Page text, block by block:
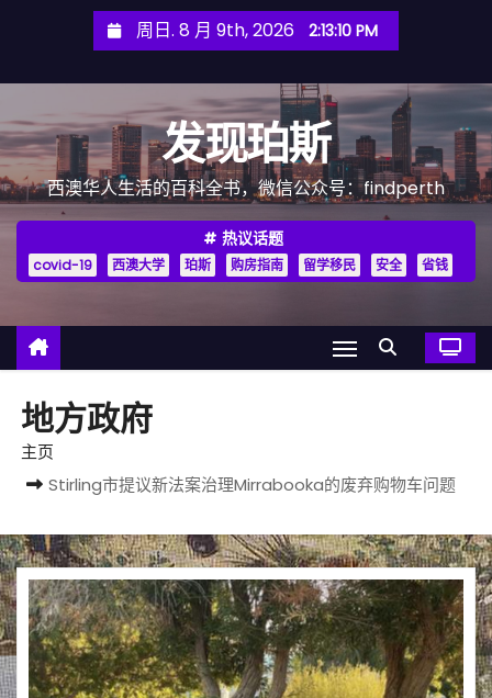
周日. 8 月 9th, 2026 2:13:11 PM
发现珀斯
西澳华人生活的百科全书，微信公众号：findperth
热议话题
covid-19 西澳大学 珀斯 购房指南 留学移民 安全 省钱
地方政府
主页
Stirling市提议新法案治理Mirrabooka的废弃购物车问题